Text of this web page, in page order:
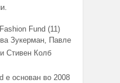
Зукерман, Павле
Стивен Колб
е основан во 2008